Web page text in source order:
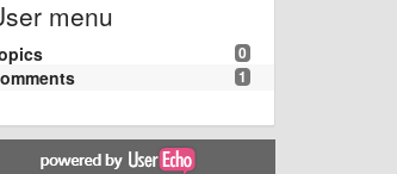
menu
0
1